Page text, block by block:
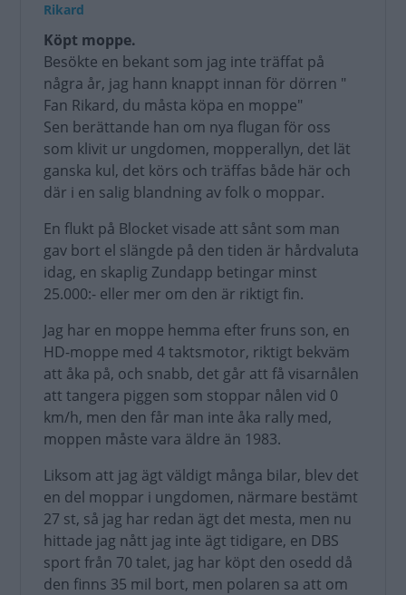
Rikard
Köpt moppe.
Besökte en bekant som jag inte träffat på
några år, jag hann knappt innan för dörren "
Fan Rikard, du måsta köpa en moppe"
Sen berättande han om nya flugan för oss
som klivit ur ungdomen, mopperallyn, det lät
ganska kul, det körs och träffas både här och
där i en salig blandning av folk o moppar.
En flukt på Blocket visade att sånt som man
gav bort el slängde på den tiden är hårdvaluta
idag, en skaplig Zundapp betingar minst
25.000:- eller mer om den är riktigt fin.
Jag har en moppe hemma efter fruns son, en
HD-moppe med 4 taktsmotor, riktigt bekväm
att åka på, och snabb, det går att få visarnålen
att tangera piggen som stoppar nålen vid 0
km/h, men den får man inte åka rally med,
moppen måste vara äldre än 1983.
Liksom att jag ägt väldigt många bilar, blev det
en del moppar i ungdomen, närmare bestämt
27 st, så jag har redan ägt det mesta, men nu
hittade jag nått jag inte ägt tidigare, en DBS
sport från 70 talet, jag har köpt den osedd då
den finns 35 mil bort, men polaren sa att om